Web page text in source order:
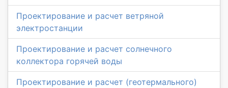
Проектирование и расчет ветряной
электростанции
Проектирование и расчет солнечного
коллектора горячей воды
Проектирование и расчет (геотермального)